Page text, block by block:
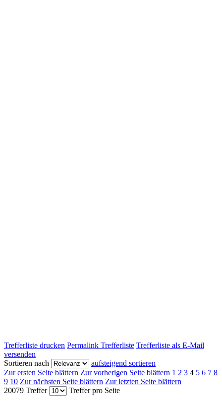
Trefferliste drucken Permalink Trefferliste Trefferliste als E-Mail
versenden
Sortieren nach
aufsteigend sortieren
Zur ersten Seite blättern Zur vorherigen Seite blättern 1 2 3 4 5 6 7 8
9 10 Zur nächsten Seite blättern Zur letzten Seite blättern
20079 Treffer
Treffer pro Seite